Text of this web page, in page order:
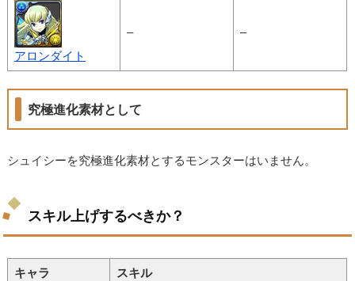
アロンダイト
– –
究極進化素材として
シュイシーを究極進化素材とするモンスターはいません。
スキル上げするべきか？
キャラ スキル